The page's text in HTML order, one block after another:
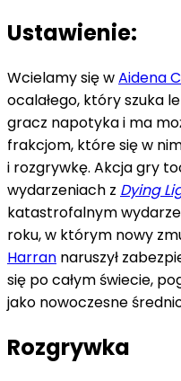
Ustawienie:
Wcielamy się wAidena
ocalałego, który szuka
gracz napotyka i ma
frakcjom, które się w
i rozgrywkę. Akcja gry
wydarzeniach z Dying
katastrofalnym
roku, w którym nowy
Harran naruszył
się po całym świecie,
jako nowoczesne
Rozgrywka